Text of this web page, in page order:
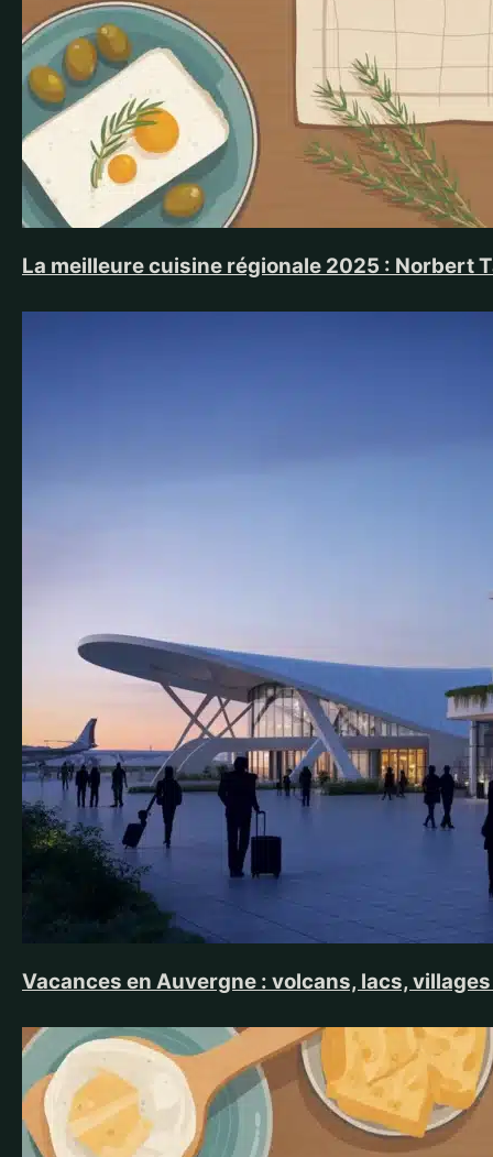
La meilleure cuisine régionale 2025 : Norbert
Vacances en Auvergne : volcans, lacs,